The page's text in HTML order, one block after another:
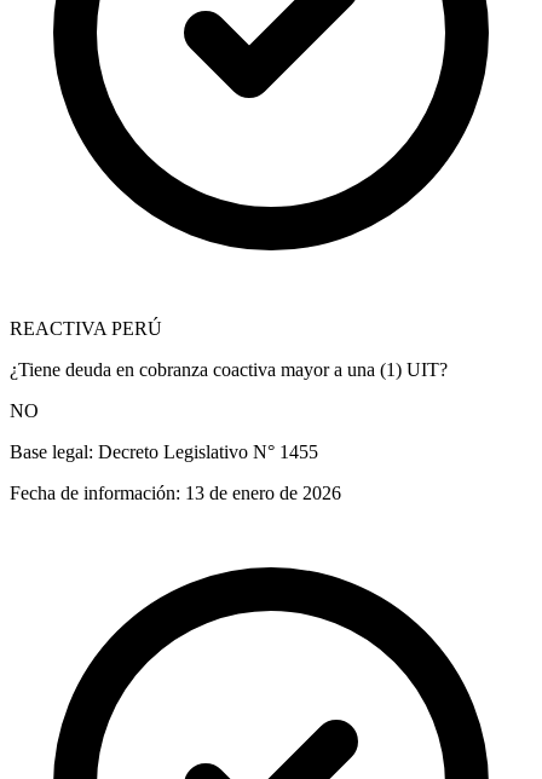
REACTIVA PERÚ
¿Tiene deuda en cobranza coactiva mayor a una (1) UIT?
NO
Base legal: Decreto Legislativo N° 1455
Fecha de información: 13 de enero de 2026